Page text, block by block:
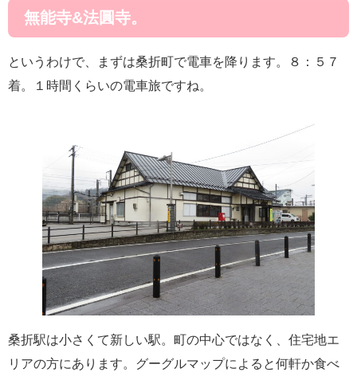
無能寺&法圓寺。
というわけで、まずは桑折町で電車を降ります。８：５７
着。１時間くらいの電車旅ですね。
桑折駅は小さくて新しい駅。町の中心ではなく、住宅地エ
リアの方にあります。グーグルマップによると何軒か食べ